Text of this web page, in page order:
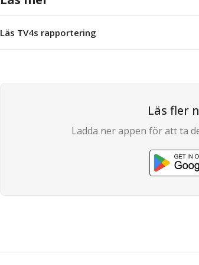
Läs TV4s rapportering
Läs fler
Ladda ner appen för att ta